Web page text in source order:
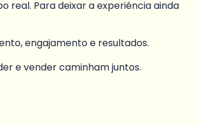
real. Para deixar a experiência ainda
engajamento e resultados.
e vender caminham juntos.